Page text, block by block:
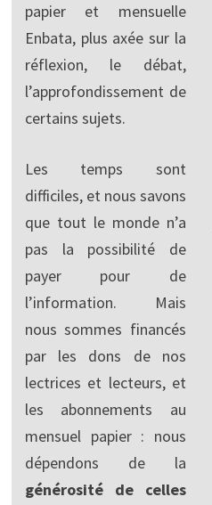
papier et mensuelle
Enbata, plus axée sur la
réflexion, le débat,
l’approfondissement de
certains sujets.
Les temps sont
difficiles, et nous savons
que tout le monde n’a
pas la possibilité de
payer pour de
l’information. Mais
nous sommes financés
par les dons de nos
lectrices et lecteurs, et
les abonnements au
mensuel papier : nous
dépendons de la
générosité de celles